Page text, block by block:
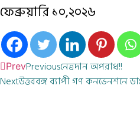
ফেব্রুয়ারি ১০,২০২৬
PrevPreviousনেত্রদান অপরাধ!!
Nextউত্তরবঙ্গ ব্যাপী গণ কনভেনশনে